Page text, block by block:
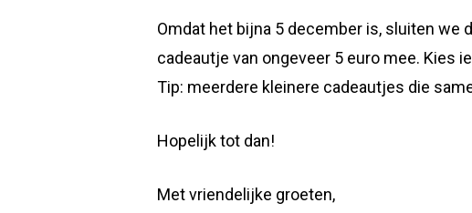
Omdat het bijna 5 december is, sluiten we
cadeautje van ongeveer 5 euro mee. Kies
Tip: meerdere kleinere cadeautjes die
Hopelijk tot dan!
Met vriendelijke groeten,